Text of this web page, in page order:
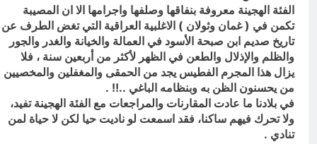
الفئة الهجينة معروفة بنفاقها وصلفها واجرامها الا ان المصيبة
تكمن في ( غمان وثولان ) الاغلبية العراقية التي تغض الطرف عن
تاريخ صديم ابن صبحة الأسود في العمالة والخيانة والغدر والجور
والظلم والإذلال والطعن في الظهر لأكثر من أربعين سنة ، فلا
يزال هذا المجرم الفطيس يجد من الحمقى والمغفلين والمخصيين
من يحسنون الظن به وبنظامه الباغي ..!! .
في بلادنا ما عادت المقارنات والمراجعات مع الفئة الهجينة تفيد،
ولا تحرك فيهم ساكنا، فقد اسمعت لو ناديت حيا لكن لا حياة لمن
تنادي .